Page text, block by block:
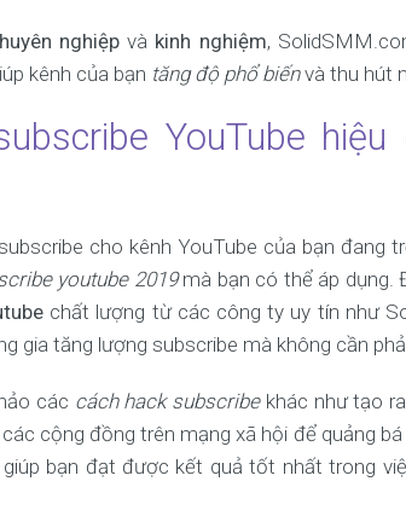
nghiệp và kinh nghiệm,
kênh của bạn tăng độ phổ biếnvà thu hút
YouTube
cho kênh YouTube của bạn đang
youtube 2019mà bạn có thể áp dụng.
chất lượng từ các công ty uy tín như
gia tăng lượng subscribe mà không cần
các cách hack subscribekhác như tạo
cộng đồng trên mạng xã hội để quảng
bạn đạt được kết quả tốt nhất trong